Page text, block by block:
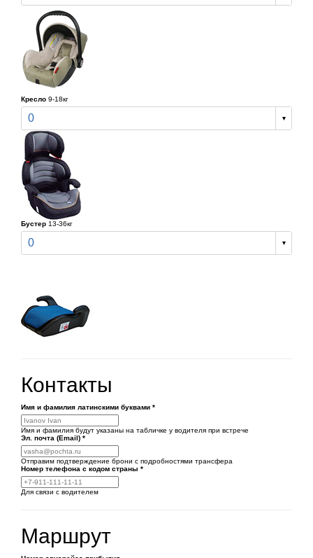
Кресло 9-18кг
0
Бустер 13-36кг
0
Контакты
Имя и фамилия латинскими буквами *
Имя и фамилия будут указаны на табличке у водителя при встрече
Эл. почта (Email) *
Отправим подтверждение брони с подробностями трансфера
Номер телефона с кодом страны *
Для связи с водителем
Маршрут